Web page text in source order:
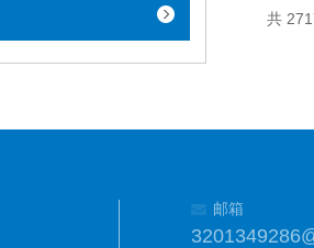
共
邮箱